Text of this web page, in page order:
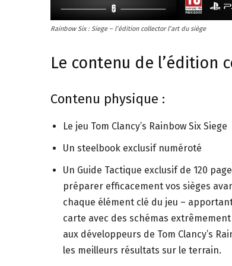
Rainbow Six : Siege – l’édition collector l’art du siège
Le contenu de l’édition
Contenu physique :
Le jeu Tom Clancy’s Rainbow Six Siege
Un steelbook exclusif numéroté
Un Guide Tactique exclusif de 120
préparer efficacement vos sièges
chaque élément clé du jeu –
carte avec des schémas
aux développeurs de Tom Clancy’s
les meilleurs résultats sur le terrain.